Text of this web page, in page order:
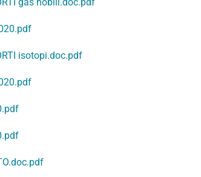
isotopi.doc.pdf